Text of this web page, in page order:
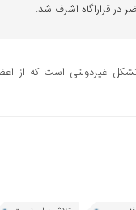
در قراراگاه اشرف شد.
غیردولتی است که از